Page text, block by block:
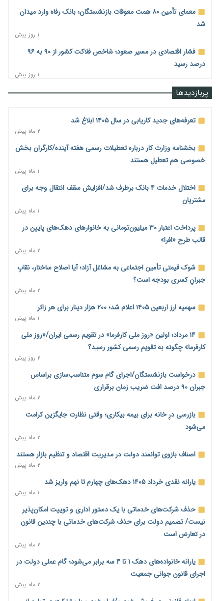
معمای تأمین ۸۰ همت معوقات بازنشستگان؛ بانک رفاه وارد میدان
شد
۱ روز پیش
فشار اقتصادی در مسیر صعود؛ شاخص فلاکت کشور از ۹۰ به ۹۶
درصد رسید
۱ روز پیش
رشد ۷۵ هزار میلیاردی بازار خرید اعتباری؛ فین‌تک‌ها وارد میدان
آغاز اجرای پایلوت «ردا کارت» برای دانشجویان تحصیلات تکمیلی
۱ روز پیش
محدودیت تازه برای شبکه بانکی؛ افزایش سپرده قانونی با هدف
کنترل تورم
۱ روز پیش
ترمز تولید خودرو کشیده شد؛ افت ۲۵ درصدی تیراژ ایران‌خودرو،
سایپا و پارس‌خودرو
۱ روز پیش
بنگاه‌داری بانک‌ها؛ مانع بزرگ خانه‌دار شدن مستأجران
نماینده مجلس: توسعه مرزهای زمینی به راهبرد تأمین کالاهای
اساسی تبدیل شود
۱ روز پیش
خانه کارگر قزوین: شکاف دستمزد و هزینه معیشت هر روز عمیق‌تر
می‌شود
۱ روز پیش
رئیس سازمان امور مالیاتی: بلاگرهای پردرآمد مشمول پرداخت
مالیات هستند
۱ روز پیش
پیش‌بینی افزایش تولید برنج؛ نیاز وارداتی کشور به ۵۰۰ هزار تن
کاهش می‌یابد
۱ روز پیش
امضای تفاهم‌نامه تجاری ایران و پاکستان؛ هدف‌گذاری تجارت ۱۰
اختیارات جدید گمرکات برای تمدید ورود موقت کالا و خودرو تا
پایان شهریور ابلاغ شد
۱ روز پیش
مرحله سیزدهم کالابرگ در سایه تورم؛ قدرت خرید یارانه یک‌میلیونی
پربازدیدها
تعرفه‌های جدید کاریابی در سال ۱۴۰۵ ابلاغ شد
۲ ماه پیش
بخشنامه وزارت کار درباره تعطیلات رسمی هفته آینده/کارگران بخش
خصوصی هم تعطیل هستند
۱ ماه پیش
اختلال خدمات ۴ بانک برطرف شد/افزایش سقف انتقال وجه برای
مشتریان
۱ ماه پیش
پرداخت اعتبار ۳۰ میلیون‌تومانی به خانوارهای دهک‌های پایین در
قالب طرح «افرا»
۲ ماه پیش
شوک قیمتی تأمین اجتماعی به مشاغل آزاد؛ آیا اصلاح ساختار، نقابِ
جبرانِ کسری بودجه است؟
۲ ماه پیش
سهمیه ارز اربعین ۱۴۰۵ اعلام شد؛ ۲۰۰ هزار دینار برای هر زائر
۱ ماه پیش
۱۴ مرداد؛ اولین «روز ملی کارفرما» در تقویم رسمی ایران/«روز ملی
کارفرما» چگونه به تقویم رسمی کشور رسید؟
۲ روز پیش
درخواست بازنشستگان/اجرای گام سوم متناسب‌سازی براساس
جبران ۹۰ درصد افت ضریب زمان برقراری
۲ ماه پیش
بازرسی درِ خانه برای بیمه بیکاری؛ وقتی نظارت جایگزین کرامت
می‌شود
۲ ماه پیش
اصناف بازوی توانمند دولت در مدیریت اقتصاد و تنظیم بازار هستند
۲ ماه پیش
یارانه نقدی خرداد ۱۴۰۵ دهک‌های چهارم تا نهم واریز شد
۱ ماه پیش
حذف شرکت‌های خدماتی با یک دستور اداری و توییت امکان‌پذیر
نیست/ تصمیم دولت برای حذف شرکت‌های خدماتی با چندین قانون
در تعارض است
۲ ماه پیش
یارانه خانواده‌های دهک ۱ تا ۴ سه برابر می‌شود؛ گام عملی دولت در
اجرای قانون جوانی جمعیت
۲ ماه پیش